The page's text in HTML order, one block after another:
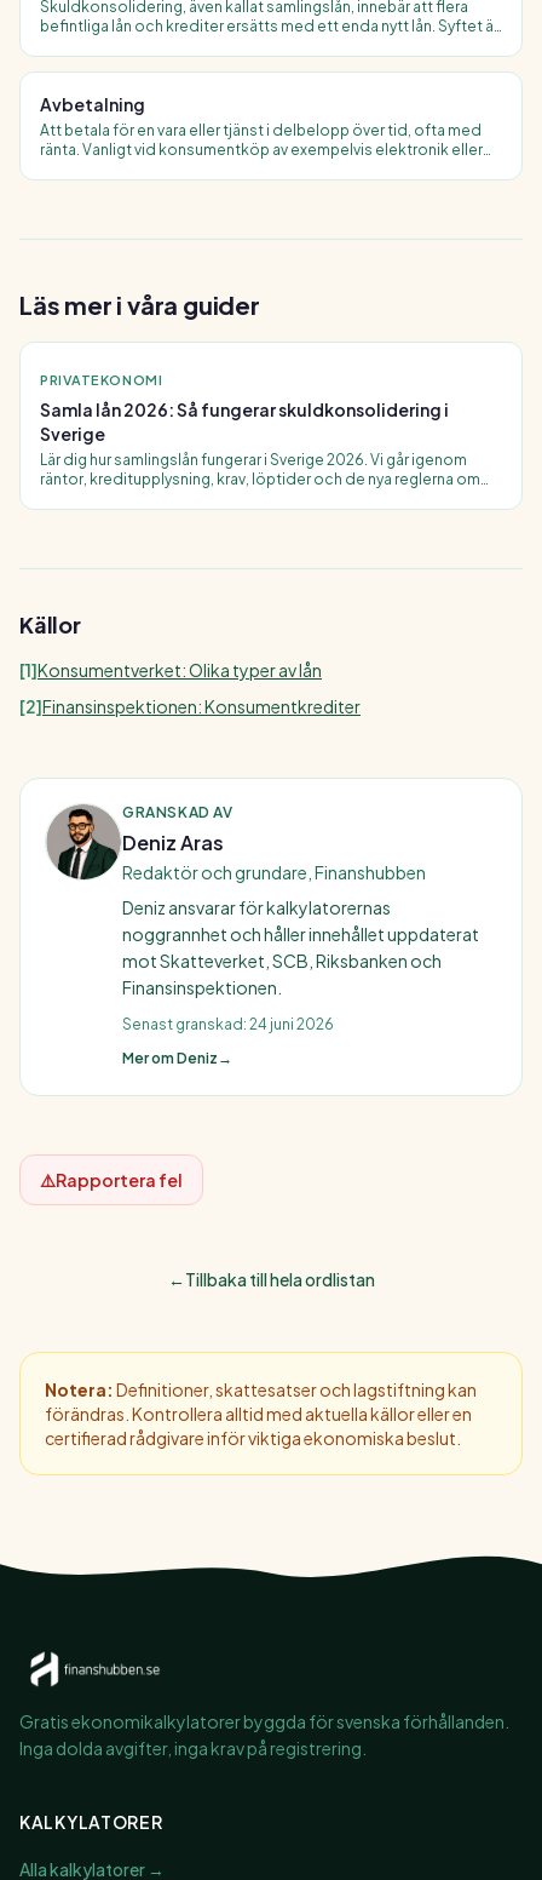
Skuldkonsolidering, även kallat samlingslån, innebär att flera
befintliga lån och krediter ersätts med ett enda nytt lån. Syftet är
Avbetalning
Att betala för en vara eller tjänst i delbelopp över tid, ofta med
ränta. Vanligt vid konsumentköp av exempelvis elektronik eller
Läs mer i våra guider
PRIVATEKONOMI
Samla lån 2026: Så fungerar skuldkonsolidering i
Sverige
Lär dig hur samlingslån fungerar i Sverige 2026. Vi går igenom
räntor, kreditupplysning, krav, löptider och de nya reglerna om
Källor
[1]Konsumentverket: Olika typer av lån
[2]Finansinspektionen: Konsumentkrediter
GRANSKAD AV
Deniz Aras
Redaktör och grundare, Finanshubben
Deniz ansvarar för kalkylatorernas
noggrannhet och håller innehållet uppdaterat
mot Skatteverket, SCB, Riksbanken och
Finansinspektionen.
Senast granskad: 24 juni 2026
Mer om Deniz →
⚠️Rapportera fel
←Tillbaka till hela ordlistan
Notera: Definitioner, skattesatser och lagstiftning kan
förändras. Kontrollera alltid med aktuella källor eller en
certifierad rådgivare inför viktiga ekonomiska beslut.
Gratis ekonomikalkylatorer byggda för svenska förhållanden.
Inga dolda avgifter, inga krav på registrering.
KALKYLATORER
Alla kalkylatorer →